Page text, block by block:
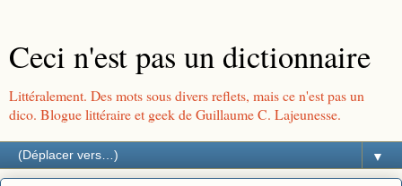
Ceci n'est pas un dictionnaire
Littéralement. Des mots sous divers reflets, mais ce n'est pas un
dico. Blogue littéraire et geek de Guillaume C. Lajeunesse.
▼